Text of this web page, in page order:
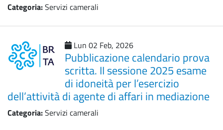
Categoria:Servizi camerali
Lun 02 Feb, 2026
Pubblicazione calendario prova
scritta. II sessione 2025 esame
di idoneità per l’esercizio
dell’attività di agente di affari in mediazione
Categoria:Servizi camerali